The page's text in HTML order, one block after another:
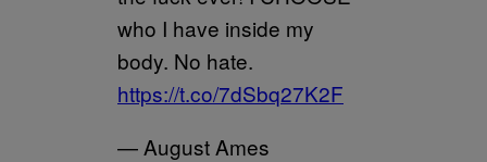
who I have inside my
body. No hate.
https://t.co/7dSbq27K2F
— August Ames